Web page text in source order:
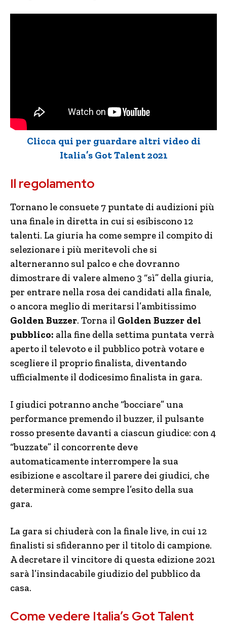
Clicca qui per guardare altri video di
Italia’s Got Talent 2021
Il regolamento
Tornano le consuete 7 puntate di audizioni più
una finale in diretta in cui si esibiscono 12
talenti. La giuria ha come sempre il compito di
selezionare i più meritevoli che si
alterneranno sul palco e che dovranno
dimostrare di valere almeno 3 “sì” della giuria,
per entrare nella rosa dei candidati alla finale,
o ancora meglio di meritarsi l’ambitissimo
Golden Buzzer. Torna il Golden Buzzer del
pubblico: alla fine della settima puntata verrà
aperto il televoto e il pubblico potrà votare e
scegliere il proprio finalista, diventando
ufficialmente il dodicesimo finalista in gara.
I giudici potranno anche “bocciare” una
performance premendo il buzzer, il pulsante
rosso presente davanti a ciascun giudice: con 4
“buzzate” il concorrente deve
automaticamente interrompere la sua
esibizione e ascoltare il parere dei giudici, che
determinerà come sempre l’esito della sua
gara.
La gara si chiuderà con la finale live, in cui 12
finalisti si sfideranno per il titolo di campione.
A decretare il vincitore di questa edizione 2021
sarà l’insindacabile giudizio del pubblico da
casa.
Come vedere Italia’s Got Talent